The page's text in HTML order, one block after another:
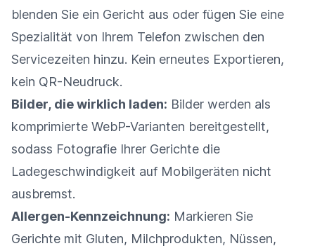
blenden Sie ein Gericht aus oder fügen Sie eine
Spezialität von Ihrem Telefon zwischen den
Servicezeiten hinzu. Kein erneutes Exportieren,
kein QR-Neudruck.
Bilder, die wirklich laden: Bilder werden als
komprimierte WebP-Varianten bereitgestellt,
sodass Fotografie Ihrer Gerichte die
Ladegeschwindigkeit auf Mobilgeräten nicht
ausbremst.
Allergen-Kennzeichnung: Markieren Sie
Gerichte mit Gluten, Milchprodukten, Nüssen,